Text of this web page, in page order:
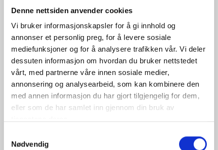
Denne nettsiden anvender cookies
Vi bruker informasjonskapsler for å gi innhold og
annonser et personlig preg, for å levere sosiale
mediefunksjoner og for å analysere trafikken vår. Vi deler
dessuten informasjon om hvordan du bruker nettstedet
vårt, med partnerne våre innen sosiale medier,
annonsering og analysearbeid, som kan kombinere den
med annen informasjon du har gjort tilgjengelig for dem,
eller som de har samlet inn gjennom din bruk av
Nødvendig